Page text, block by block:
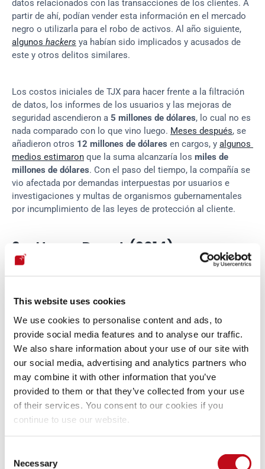
This website uses cookies
We use cookies to personalise content and ads, to
provide social media features and to analyse our traffic.
We also share information about your use of our site with
our social media, advertising and analytics partners who
may combine it with other information that you’ve
provided to them or that they’ve collected from your use
of their services. You consent to our cookies if you
continue to use our website.
Selection
Necessary
datos relacionados con las transacciones de los clientes. A
partir de ahí, podían vender esta información en el mercado
algunos hackers ya habían sido implicados y acusados de
este y otros delitos similares.
Los costos iniciales de TJX para hacer frente a la filtración
de datos, los informes de los usuarios y las mejoras de
seguridad ascendieron a 5 millones de dólares, lo cual no es
nada comparado con lo que vino luego. Meses después, se
añadieron otros 12 millones de dólares en cargos, y algunos
medios estimaron que la suma alcanzaría los miles de
millones de dólares. Con el paso del tiempo, la compañía se
vio afectada por demandas interpuestas por usuarios e
investigaciones y multas de organismos gubernamentales
por incumplimiento de las leyes de protección al cliente.
2 - Home Depot (2014)
estadounidense que ofrece una amplia gama de productos y
empresa confirmó que sus sistemas de pago habían sido
objeto de un ataque de malware similar al recibido por
Target Corporation (véase el caso a continuación), que había
comenzado en abril. Presuntamente, los atacantes utilizaron
las credenciales de un proveedor externo para acceder a la
red de Home Depot e instalaron malware para comprometer
los sistemas PoS y robar datos de los clientes que